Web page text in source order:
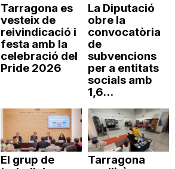
Tarragona es
vesteix de
reivindicació i
festa amb la
celebració del
Pride 2026
La Diputació
obre la
convocatòria
de
subvencions
per a entitats
socials amb
1,6...
El grup de
Tarragona